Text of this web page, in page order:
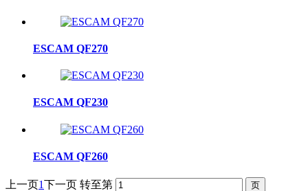
ESCAM QF270
ESCAM QF230
ESCAM QF260
上一页1下一页 转至第